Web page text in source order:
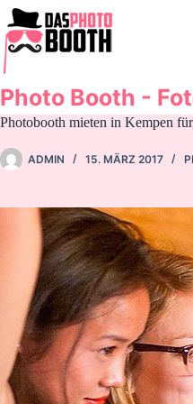
Zum
Inhalt
springen
Photo Booth -
Photobooth mieten in Kempen
ADMIN 15. MÄRZ 2017